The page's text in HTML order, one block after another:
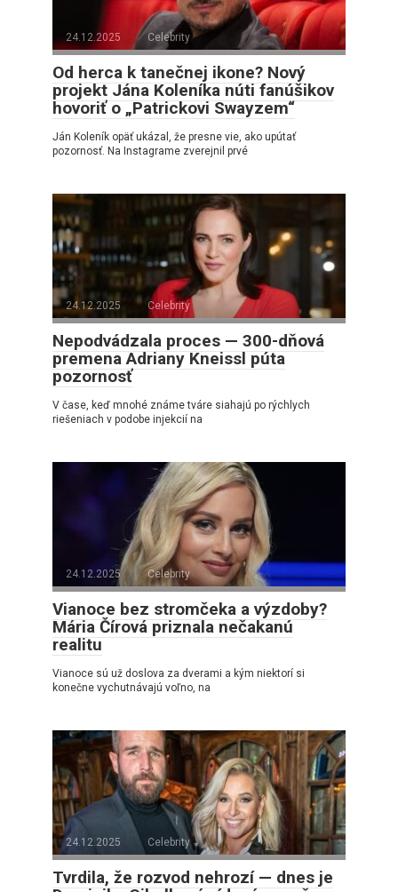
24.12.2025 Celebrity
Od herca k tanečnej ikone? Nový
projekt Jána Koleníka núti fanúšikov
hovoriť o „Patrickovi Swayzem“
Ján Koleník opäť ukázal, že presne vie, ako upútať
pozornosť. Na Instagrame zverejnil prvé
24.12.2025 Celebrity
Nepodvádzala proces — 300-dňová
premena Adriany Kneissl púta
pozornosť
V čase, keď mnohé známe tváre siahajú po rýchlych
riešeniach v podobe injekcií na
24.12.2025 Celebrity
Vianoce bez stromčeka a výzdoby?
Mária Čírová priznala nečakanú
realitu
Vianoce sú už doslova za dverami a kým niektorí si
konečne vychutnávajú voľno, na
24.12.2025 Celebrity
Tvrdila, že rozvod nehrozí — dnes je